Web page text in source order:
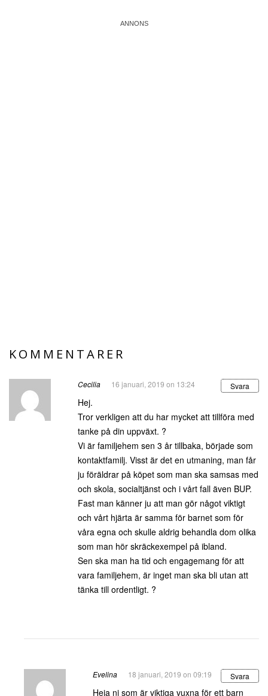
KOMMENTARER
Cecilia 16 januari, 2019 on 13:24 Svara
Hej.
Tror verkligen att du har mycket att tillföra med
tanke på din uppväxt. ?
Vi är familjehem sen 3 år tillbaka, började som
kontaktfamilj. Visst är det en utmaning, man får
ju föräldrar på köpet som man ska samsas med
och skola, socialtjänst och i vårt fall även BUP.
Fast man känner ju att man gör något viktigt
och vårt hjärta är samma för barnet som för
våra egna och skulle aldrig behandla dom olika
som man hör skräckexempel på ibland.
Sen ska man ha tid och engagemang för att
vara familjehem, är inget man ska bli utan att
tänka till ordentligt. ?
Evelina 18 januari, 2019 on 09:19 Svara
Heja ni som är viktiga vuxna för ett barn